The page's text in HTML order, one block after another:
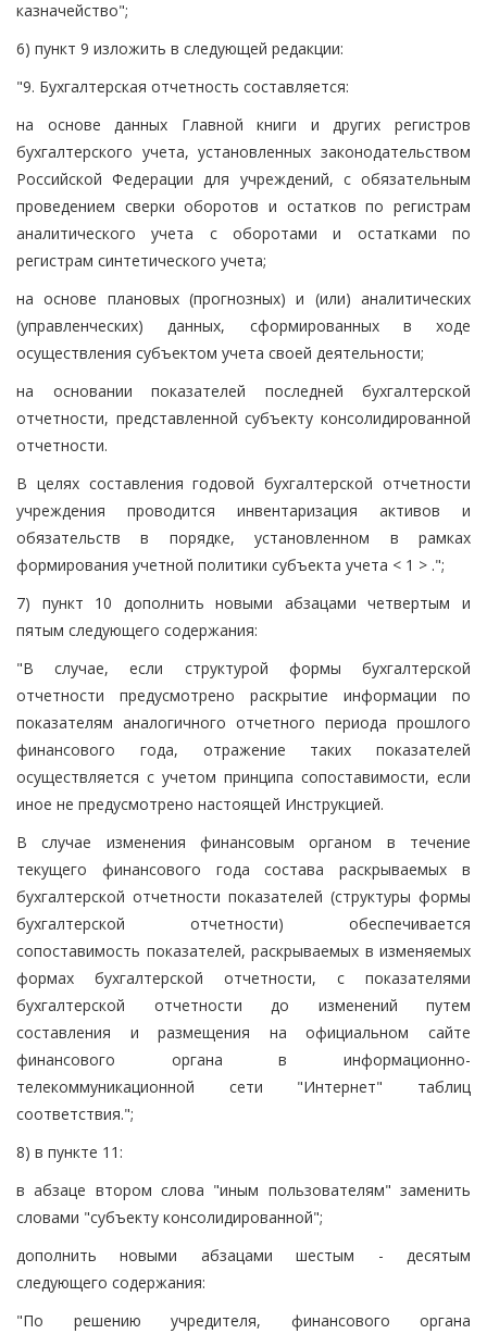
казначейство";
6) пункт 9 изложить в следующей редакции:
"9. Бухгалтерская отчетность составляется:
на основе данных Главной книги и других регистров
бухгалтерского учета, установленных законодательством
Российской Федерации для учреждений, с обязательным
проведением сверки оборотов и остатков по регистрам
аналитического учета с оборотами и остатками по
регистрам синтетического учета;
на основе плановых (прогнозных) и (или) аналитических
(управленческих) данных, сформированных в ходе
осуществления субъектом учета своей деятельности;
на основании показателей последней бухгалтерской
отчетности, представленной субъекту консолидированной
отчетности.
В целях составления годовой бухгалтерской отчетности
учреждения проводится инвентаризация активов и
обязательств в порядке, установленном в рамках
формирования учетной политики субъекта учета < 1 > .";
7) пункт 10 дополнить новыми абзацами четвертым и
пятым следующего содержания:
"В случае, если структурой формы бухгалтерской
отчетности предусмотрено раскрытие информации по
показателям аналогичного отчетного периода прошлого
финансового года, отражение таких показателей
осуществляется с учетом принципа сопоставимости, если
иное не предусмотрено настоящей Инструкцией.
В случае изменения финансовым органом в течение
текущего финансового года состава раскрываемых в
бухгалтерской отчетности показателей (структуры формы
бухгалтерской отчетности) обеспечивается
сопоставимость показателей, раскрываемых в изменяемых
формах бухгалтерской отчетности, с показателями
бухгалтерской отчетности до изменений путем
составления и размещения на официальном сайте
финансового органа в информационно-
телекоммуникационной сети "Интернет" таблиц
соответствия.";
8) в пункте 11:
в абзаце втором слова "иным пользователям" заменить
словами "субъекту консолидированной";
дополнить новыми абзацами шестым - десятым
следующего содержания:
"По решению учредителя, финансового органа